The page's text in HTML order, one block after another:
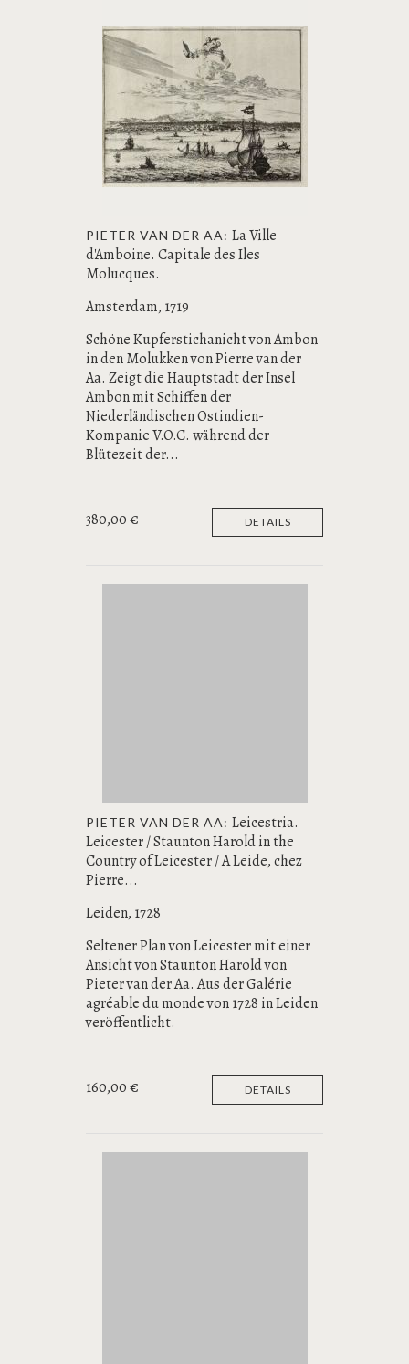
PIETER VAN DER AA: La Ville
d'Amboine. Capitale des Iles
Molucques.
Amsterdam, 1719
Schöne Kupferstichanicht von Ambon
in den Molukken von Pierre van der
Aa. Zeigt die Hauptstadt der Insel
Ambon mit Schiffen der
Niederländischen Ostindien-
Kompanie V.O.C. während der
Blütezeit der...
380,00 € DETAILS
PIETER VAN DER AA: Leicestria.
Leicester / Staunton Harold in the
Country of Leicester / A Leide, chez
Pierre...
Leiden, 1728
Seltener Plan von Leicester mit einer
Ansicht von Staunton Harold von
Pieter van der Aa. Aus der Galérie
agréable du monde von 1728 in Leiden
veröffentlicht.
160,00 € DETAILS